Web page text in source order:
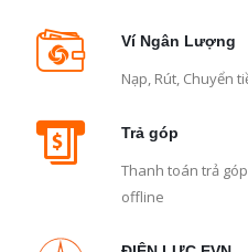
Ví Ngân Lượng
Nạp, Rút, Chuyển
Trả góp
Thanh toán trả
offline